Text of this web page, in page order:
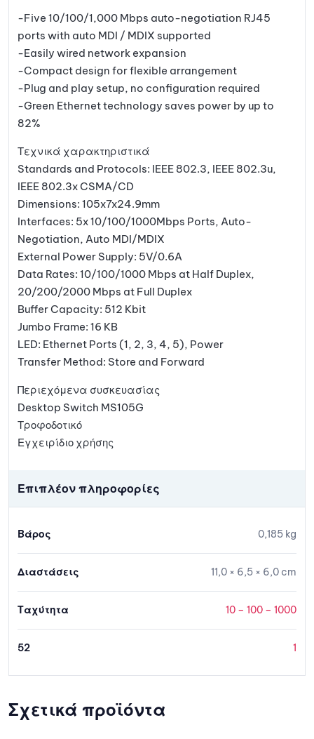
μένων
-Five 10/100/1,000 Mbps auto-negotiation RJ45
ports with auto MDI / MDIX supported
-Easily wired network expansion
-Compact design for flexible arrangement
-Plug and play setup, no configuration required
-Green Ethernet technology saves power by up to
82%
Τεχνικά χαρακτηριστικά
Standards and Protocols: IEEE 802.3, IEEE 802.3u,
IEEE 802.3x CSMA/CD
Dimensions: 105x7x24.9mm
Interfaces: 5x 10/100/1000Mbps Ports, Auto-
Negotiation, Auto MDI/MDIX
External Power Supply: 5V/0.6A
Data Rates: 10/100/1000 Mbps at Half Duplex,
20/200/2000 Mbps at Full Duplex
Buffer Capacity: 512 Kbit
Jumbo Frame: 16 KB
LED: Ethernet Ports (1, 2, 3, 4, 5), Power
Transfer Method: Store and Forward
Περιεχόμενα συσκευασίας
Desktop Switch MS105G
Τροφοδοτικό
Εγχειρίδιο χρήσης
Επιπλέον πληροφορίες
Βάρος 0,185 kg
Διαστάσεις 11,0 × 6,5 × 6,0 cm
Ταχύτητα 10 – 100 – 1000
52 1
Σχετικά προϊόντα